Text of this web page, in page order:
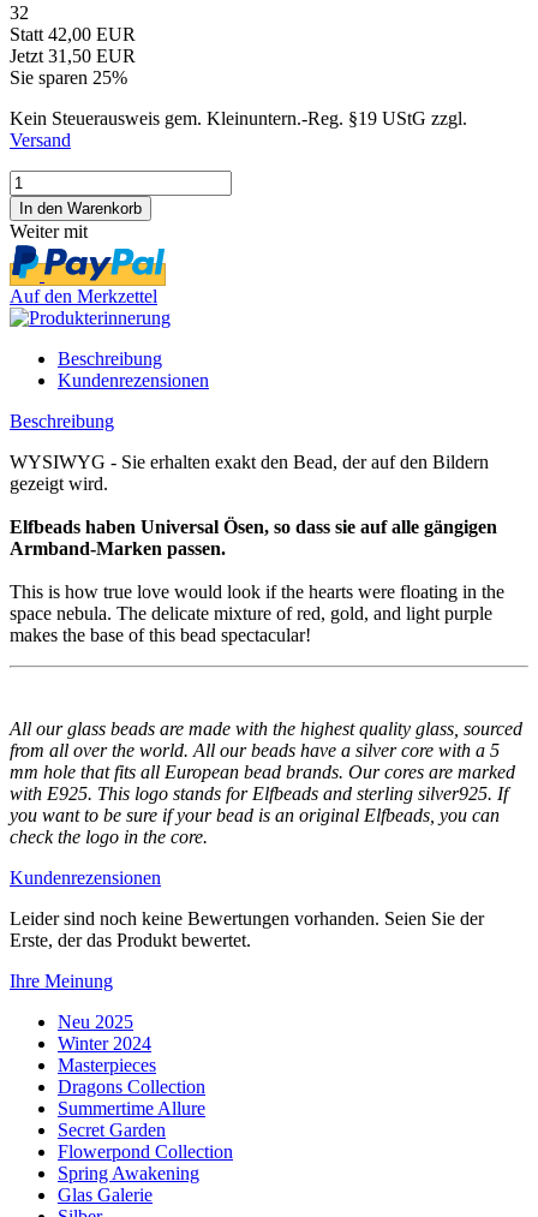
32
Statt 42,00 EUR
Jetzt 31,50 EUR
Sie sparen 25%
Kein Steuerausweis gem. Kleinuntern.-Reg. §19 UStG zzgl.
Versand
Weiter mit
Auf den Merkzettel
Beschreibung
Kundenrezensionen
Beschreibung
WYSIWYG - Sie erhalten exakt den Bead, der auf den Bildern
gezeigt wird.
Elfbeads haben Universal Ösen, so dass sie auf alle gängigen
Armband-Marken passen.
This is how true love would look if the hearts were floating in the
space nebula. The delicate mixture of red, gold, and light purple
makes the base of this bead spectacular!
All our glass beads are made with the highest quality glass, sourced
from all over the world. All our beads have a silver core with a 5
mm hole that fits all European bead brands. Our cores are marked
with E925. This logo stands for Elfbeads and sterling silver925. If
you want to be sure if your bead is an original Elfbeads, you can
check the logo in the core.
Kundenrezensionen
Leider sind noch keine Bewertungen vorhanden. Seien Sie der
Erste, der das Produkt bewertet.
Ihre Meinung
Neu 2025
Winter 2024
Masterpieces
Dragons Collection
Summertime Allure
Secret Garden
Flowerpond Collection
Spring Awakening
Glas Galerie